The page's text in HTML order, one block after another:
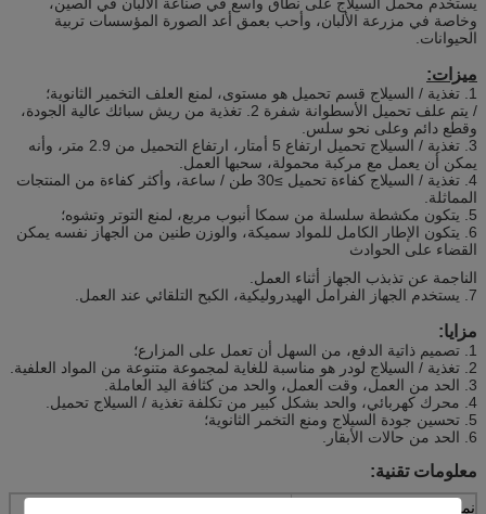
وخاصة في مزرعة الألبان، وأحب بعمق أعد الصورة المؤسسات تربية
الحيوانات.
ميزات:
1. تغذية / السيلاج قسم تحميل هو مستوى، لمنع العلف التخمير الثانوية؛
/ يتم علف تحميل الأسطوانة شفرة 2. تغذية من ريش سبائك عالية الجودة،
وقطع دائم وعلى نحو سلس.
3. تغذية / السيلاج تحميل ارتفاع 5 أمتار، ارتفاع التحميل من 2.9 متر، وأنه
يمكن أن يعمل مع مركبة محمولة، سحبها العمل.
4. تغذية / السيلاج كفاءة تحميل ≥30 طن / ساعة، وأكثر كفاءة من المنتجات
المماثلة.
5. يتكون مكشطة سلسلة من سمكا أنبوب مربع، لمنع التوتر وتشوه؛
6. يتكون الإطار الكامل للمواد سميكة، والوزن طنين من الجهاز نفسه يمكن
القضاء على الحوادث
الناجمة عن تذبذب الجهاز أثناء العمل.
7. يستخدم الجهاز الفرامل الهيدروليكية، الكبح التلقائي عند العمل.
مزايا:
1. تصميم ذاتية الدفع، من السهل أن تعمل على المزارع؛
2. تغذية / السيلاج لودر هو مناسبة للغاية لمجموعة متنوعة من المواد العلفية.
3. الحد من العمل، وقت العمل، والحد من كثافة اليد العاملة.
4. محرك كهربائي، والحد بشكل كبير من تكلفة تغذية / السيلاج تحميل.
5. تحسين جودة السيلاج ومنع التخمر الثانوية؛
6. الحد من حالات الأبقار.
معلومات تقنية:
نموذج